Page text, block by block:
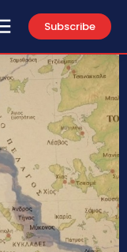
Subscribe